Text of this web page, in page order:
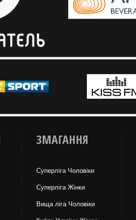
ЗМАГАННЯ
Суперліга Чоловіки
Суперліга Жінки
Вища лiга Чоловіки